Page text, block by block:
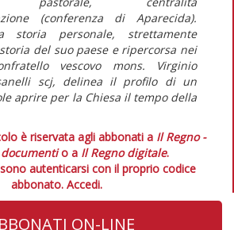
(conferenza di Aparecida).
storia personale, strettamente
del suo paese e ripercorsa nei
vescovo mons. Virginio
scj, delinea il profilo di un
aprire per la Chiesa il tempo della
è riservata agli abbonati a Il Regno -
o a Il Regno digitale.
autenticarsi con il proprio codice
abbonato. Accedi.
ON-LINE